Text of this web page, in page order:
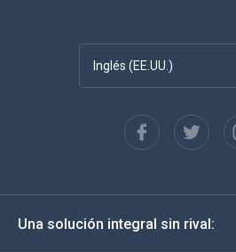
Inglés (EE.UU.)
English
Deutsch
Una solución integral sin rival: